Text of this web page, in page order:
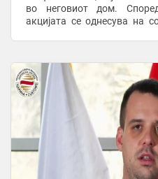
во неговиот дом.
акцијата се однесува на